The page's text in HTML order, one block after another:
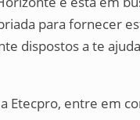
para fornecer
dispostos a te
Etecpro, entre em